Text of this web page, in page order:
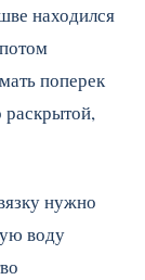
находился
поперек
раскрытой,
нужно
воду